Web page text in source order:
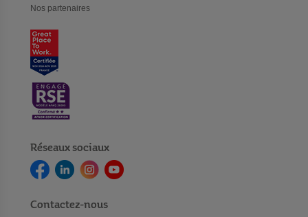
Nos partenaires
Réseaux sociaux
Contactez-nous